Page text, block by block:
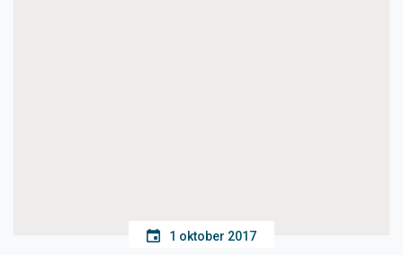
1 oktober 2017